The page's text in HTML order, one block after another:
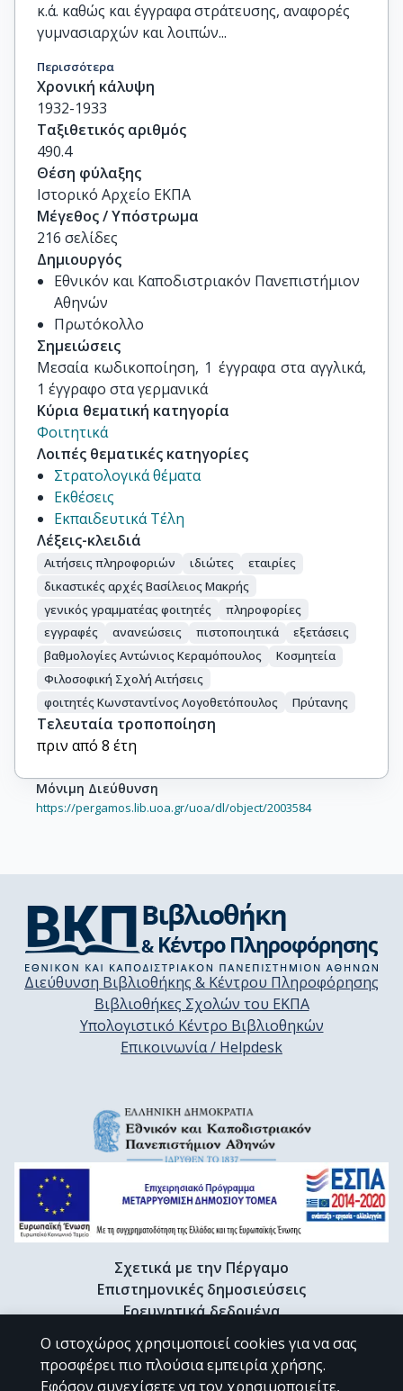
κ.ά. καθώς και έγγραφα στράτευσης, αναφορές
γυμνασιαρχών και λοιπών...
Περισσότερα
Χρονική κάλυψη
1932-1933
Ταξιθετικός αριθμός
490.4
Θέση φύλαξης
Ιστορικό Αρχείο ΕΚΠΑ
Μέγεθος / Υπόστρωμα
216 σελίδες
Δημιουργός
Εθνικόν και Καποδιστριακόν Πανεπιστήμιον
Αθηνών
Πρωτόκολλο
Σημειώσεις
Μεσαία κωδικοποίηση, 1 έγγραφα στα αγγλικά,
1 έγγραφο στα γερμανικά
Κύρια θεματική κατηγορία
Φοιτητικά
Λοιπές θεματικές κατηγορίες
Στρατολογικά θέματα
Εκθέσεις
Εκπαιδευτικά Τέλη
Λέξεις-κλειδιά
Αιτήσεις πληροφοριών ιδιώτες
εταιρίες
δικαστικές αρχές Βασίλειος Μακρής
γενικός γραμματέας φοιτητές
πληροφορίες
εγγραφές
ανανεώσεις πιστοποιητικά
εξετάσεις
βαθμολογίες Αντώνιος Κεραμόπουλος
Κοσμητεία
Φιλοσοφική Σχολή Αιτήσεις
φοιτητές Κωνσταντίνος Λογοθετόπουλος
Πρύτανης
Τελευταία τροποποίηση
πριν από 8 έτη
Μόνιμη Διεύθυνση
https://pergamos.lib.uoa.gr/uoa/dl/object/2003584
Διεύθυνση Βιβλιοθήκης & Κέντρου Πληροφόρησης
Βιβλιοθήκες Σχολών του ΕΚΠΑ
Υπολογιστικό Κέντρο Βιβλιοθηκών
Επικοινωνία / Helpdesk
Σχετικά με την Πέργαμο
Επιστημονικές δημοσιεύσεις
Ερευνητικά δεδομένα
Διδακτορικές διατριβές & Γκρίζα βιβλιογραφία
Προφίλ Ερευνητή
Ο ιστοχώρος χρησιμοποιεί cookies για να σας
προσφέρει πιο πλούσια εμπειρία χρήσης.
Εφόσον συνεχίσετε να τον χρησιμοποιείτε,